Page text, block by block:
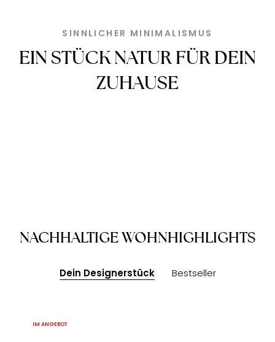
SINNLICHER MINIMALISMUS
EIN STÜCK NATUR FÜR DEIN
ZUHAUSE
NACHHALTIGE WOHNHIGHLIGHTS
Dein Designerstück Bestseller
IM ANGEBOT